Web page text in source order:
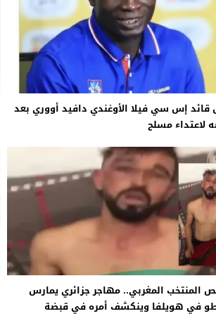
قائد إس سي فيلا الأوغندي دافيد أووري بعد
لاعتداء مسلح
المنتخب المغربي.. مهاجر جزائري يمارس
في هويلفا وينكشف أمره في قبضة